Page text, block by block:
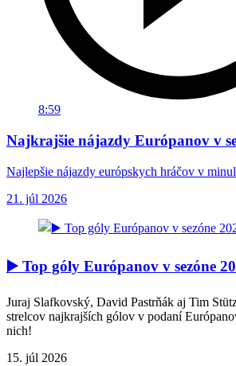
8:59
Najkrajšie nájazdy Európanov v
Najlepšie nájazdy európskych hráčov v
21. júl 2026
▶️ Top góly Európanov v sezóne
Juraj Slafkovský, David Pastrňák aj Tim
strelcov najkrajších gólov v podaní
nich!
15. júl 2026